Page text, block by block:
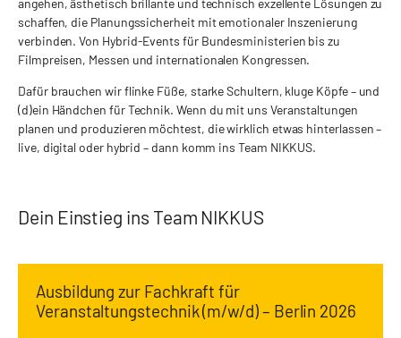
schaffen, die Planungssicherheit mit emotionaler Inszenierung
verbinden. Von Hybrid-Events für Bundesministerien bis zu
Filmpreisen, Messen und internationalen Kongressen.
Dafür brauchen wir flinke Füße, starke Schultern, kluge Köpfe – und
(d)ein Händchen für Technik. Wenn du mit uns Veranstaltungen
planen und produzieren möchtest, die wirklich etwas hinterlassen –
live, digital oder hybrid – dann komm ins Team NIKKUS.
Dein Einstieg ins Team NIKKUS
Ausbildung zur Fachkraft für
Veranstaltungstechnik (m/w/d) – Berlin 2026